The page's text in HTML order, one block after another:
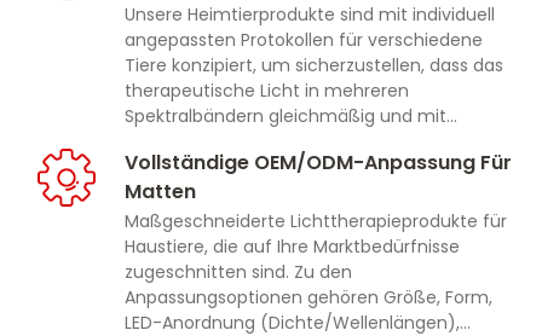
Unsere Heimtierprodukte sind mit individuell
angepassten Protokollen für verschiedene
Tiere konzipiert, um sicherzustellen, dass das
therapeutische Licht in mehreren
Spektralbändern gleichmäßig und mit
Bestrahlungsintensitäten abgegeben wird, um
konsistente Behandlungsergebnisse zu
erzielen.
Vollständige OEM/ODM-Anpassung Für
Matten
Maßgeschneiderte Lichttherapieprodukte für
Haustiere, die auf Ihre Marktbedürfnisse
zugeschnitten sind. Zu den
Anpassungsoptionen gehören Größe, Form,
LED-Anordnung (Dichte/Wellenlängen),